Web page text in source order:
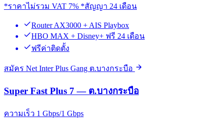
*ราคาไม่รวม VAT 7% *สัญญา 24 เดือน
Router AX3000 + AIS Playbox
HBO MAX + Disney+ ฟรี 24 เดือน
ฟรีค่าติดตั้ง
สมัคร Net Inter Plus Gang ต.บางกระบือ
Super Fast Plus 7 — ต.บางกระบือ
ความเร็ว 1 Gbps/1 Gbps